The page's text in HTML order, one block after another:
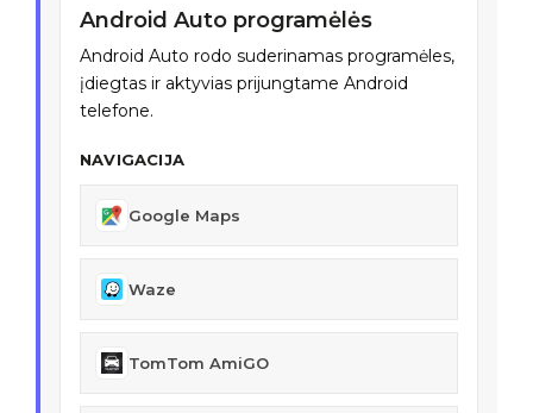
Android Auto programėlės
Android Auto rodo suderinamas programėles,
įdiegtas ir aktyvias prijungtame Android
telefone.
NAVIGACIJA
Google Maps
Waze
TomTom AmiGO